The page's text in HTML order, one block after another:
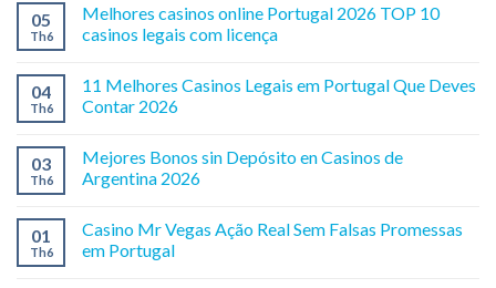
05
Th6
Melhores casinos online Portugal 2026 TOP 10
casinos legais com licença
04
Th6
11 Melhores Casinos Legais em Portugal Que Deves
Contar 2026
03
Th6
Mejores Bonos sin Depósito en Casinos de
Argentina 2026
01
Th6
Casino Mr Vegas Ação Real Sem Falsas Promessas
em Portugal